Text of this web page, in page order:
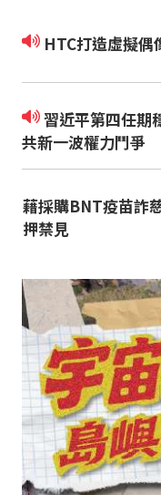
HTC打造虛擬偶
習近平第四任期穩了？從五中全會解析中
共新一波權力鬥爭
藉採購BNT疫苗詐
押禁見